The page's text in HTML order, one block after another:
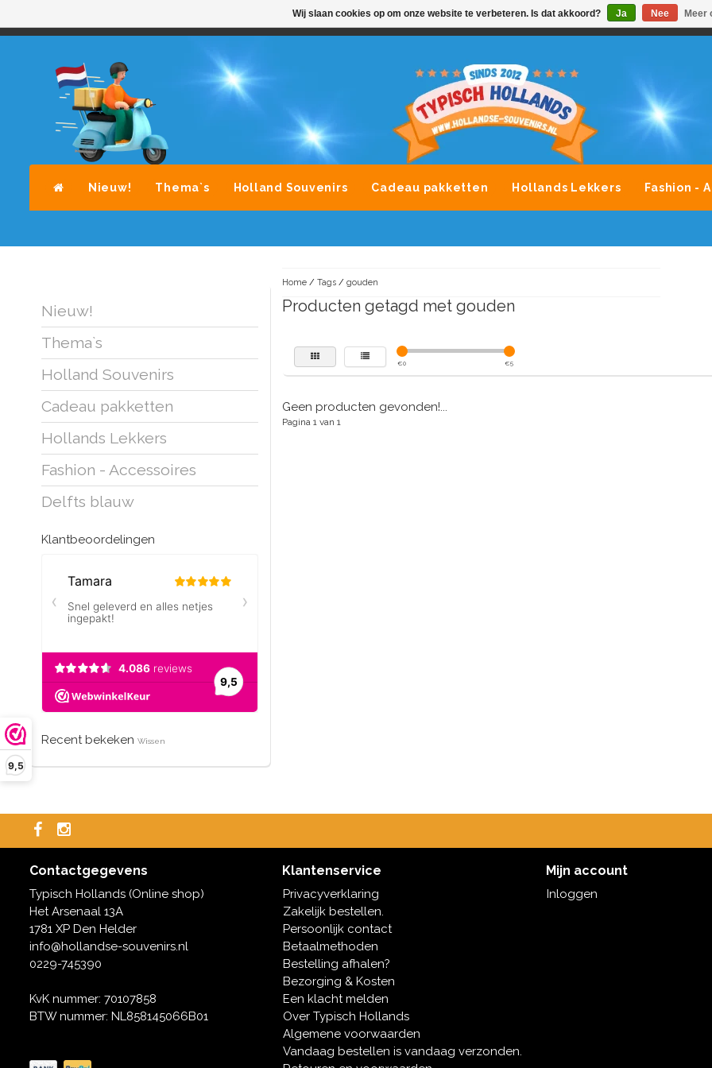
9,5
AVONDLEVERING MOGELIJK ALLE MERKEN SOUVENIRS
Nieuw! Thema`s Holland Souvenirs Cadeau pakketten Hollands Lekkers Fashion -
Nieuw!
Thema`s
Holland Souvenirs
Cadeau pakketten
Hollands Lekkers
Fashion - Accessoires
Delfts blauw
Klantbeoordelingen
Recent bekeken Wissen
Home/ Tags/ gouden
Producten getagd met gouden
€0 €5
Geen producten gevonden!...
Pagina 1 van 1
Contactgegevens
Typisch Hollands (Online shop)
Het Arsenaal 13A
1781 XP Den Helder
info@hollandse-souvenirs.nl
0229-745390
KvK nummer: 70107858
BTW nummer: NL858145066B01
Klantenservice
Privacyverklaring
Zakelijk bestellen.
Persoonlijk contact
Betaalmethoden
Bestelling afhalen?
Bezorging & Kosten
Een klacht melden
Over Typisch Hollands
Algemene voorwaarden
Vandaag bestellen is vandaag verzonden.
Mijn account
Inloggen
Wij slaan cookies op om onze website te verbeteren. Is dat akkoord? Ja Nee Meer